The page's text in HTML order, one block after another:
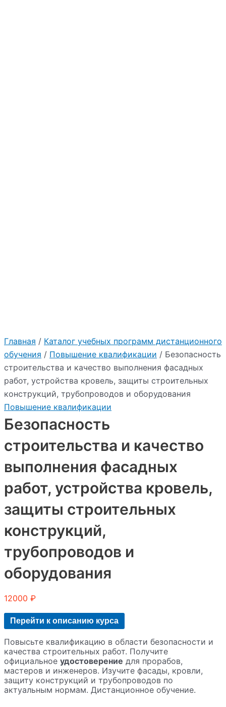
Главная / Каталог учебных программ дистанционного
обучения / Повышение квалификации / Безопасность
строительства и качество выполнения фасадных
работ, устройства кровель, защиты строительных
конструкций, трубопроводов и оборудования
Повышение квалификации
Безопасность
строительства и качество
выполнения фасадных
работ, устройства кровель,
защиты строительных
конструкций,
трубопроводов и
оборудования
12000 ₽
Перейти к описанию курса
Повысьте квалификацию в области безопасности и
качества строительных работ. Получите
официальное удостоверение для прорабов,
мастеров и инженеров. Изучите фасады, кровли,
защиту конструкций и трубопроводов по
актуальным нормам. Дистанционное обучение.